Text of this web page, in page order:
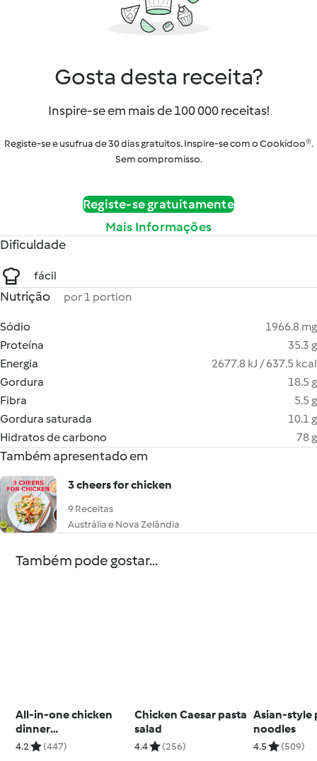
Gosta desta receita?
Inspire-se em mais de 100 000 receitas!
Registe-se e usufrua de 30 dias gratuitos. Inspire-se com o Cookidoo®.
Sem compromisso.
Registe-se gratuitamente
Mais Informações
Dificuldade
fácil
Nutrição por 1 portion
Sódio
1966.8 mg
Proteína
35.3 g
Energia
2677.8 kJ / 637.5 kcal
Gordura
18.5 g
Fibra
5.5 g
Gordura saturada
10.1 g
Hidratos de carbono
78 g
Também apresentado em
3 cheers for chicken
9 Receitas
Austrália e Nova Zelândia
Também pode gostar...
All-in-one chicken
dinner
(Skinnymixers)
4.2 (447)
Chicken Caesar pasta
salad
4.4 (256)
Asian-style
noodles
4.5 (509)